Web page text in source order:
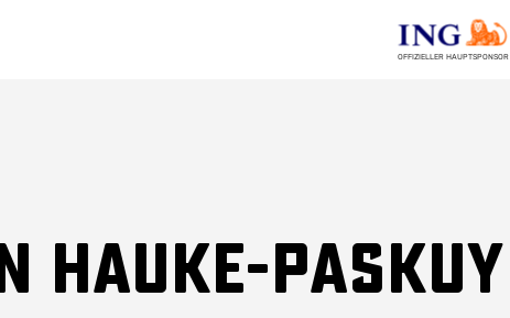
OFFIZIELLER HAUPTSPONSOR
Hauke-Paskuy